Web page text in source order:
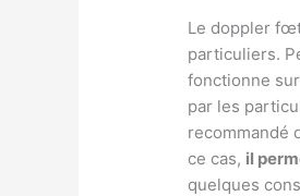
Le doppler
particuliers.
fonctionne
par les
recommandé
ce cas, il
quelques